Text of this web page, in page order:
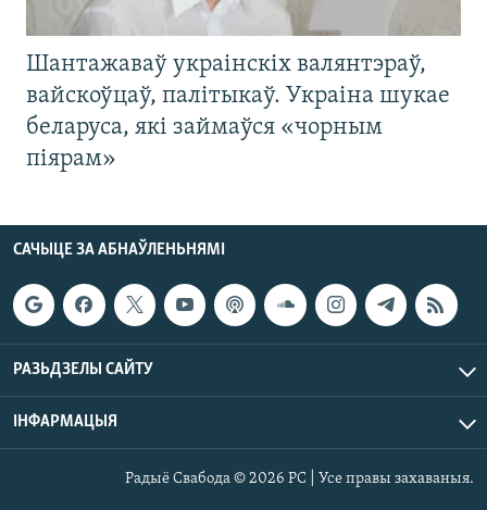
Шантажаваў украінскіх валянтэраў,
вайскоўцаў, палітыкаў. Украіна шукае
беларуса, які займаўся «чорным
піярам»
САЧЫЦЕ ЗА АБНАЎЛЕНЬНЯМІ
РАЗЬДЗЕЛЫ САЙТУ
ІНФАРМАЦЫЯ
Радыё Свабода © 2026 РС | Усе правы захаваныя.